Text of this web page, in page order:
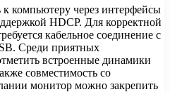
компьютеру через интерфейсы
HDCP. Для корректной
кабельное соединение с
Среди приятных
встроенные динамики
совместимость со
монитор можно закрепить